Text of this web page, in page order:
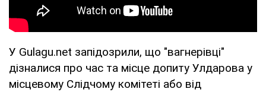
У Gulagu.net запідозрили, що "вагнерівці"
дізналися про час та місце допиту Улдарова у
місцевому Слідчому комітеті або від